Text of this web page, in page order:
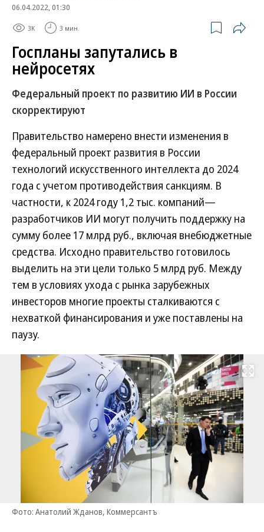
06.04.2022, 01:30
3K 3 мин.
Госпланы запутались в
нейросетях
Федеральный проект по развитию ИИ в России
скорректируют
Правительство намерено внести изменения в
федеральный проект развития в России
технологий искусственного интеллекта до 2024
года с учетом противодействия санкциям. В
частности, к 2024 году 1,2 тыс. компаний—
разработчиков ИИ могут получить поддержку на
сумму более 17 млрд руб., включая внебюджетные
средства. Исходно правительство готовилось
выделить на эти цели только 5 млрд руб. Между
тем в условиях ухода с рынка зарубежных
инвесторов многие проекты сталкиваются с
нехваткой финансирования и уже поставлены на
паузу.
Развернуть
Фото: Анатолий Жданов, Коммерсантъ